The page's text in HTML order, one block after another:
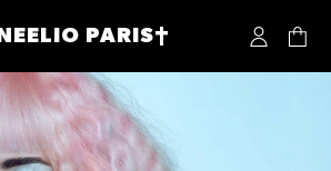
NEELIO PARIS†